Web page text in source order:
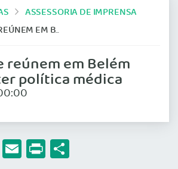
ASSESSORIA DE IMPRENSA
DEBATER POLÍTICA MÉDICA
reúnem em Belém
política médica
LinkedIn
Email
Print